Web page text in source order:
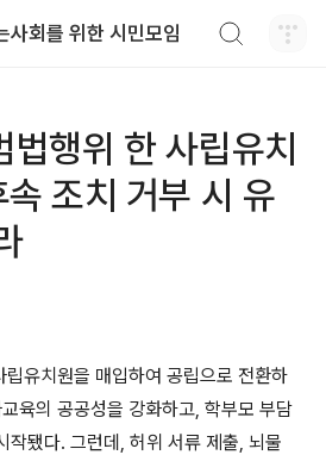
사회를 위한 시민모임
행위 한 사립유치
조치 거부 시 유
립유치원을 매입하여 공립으로 전환하
육의 공공성을 강화하고, 학부모 부담
작됐다. 그런데 , 허위 서류 제출, 뇌물